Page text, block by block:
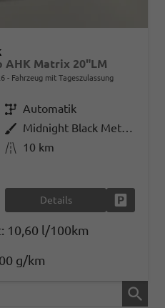
AHK Matrix 20"LM
Fahrzeug mit Tageszulassung
GetriebeAutomatik
Außenfarbe
Midnight Black Metallic
Kilometerstand 10 km
Details
10,60 l/100km
g/km